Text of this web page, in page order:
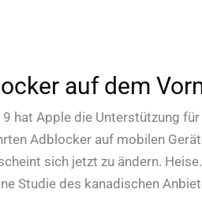
auf dem
hat Apple die Unterstützung
Adblocker auf mobilen
sich jetzt zu ändern.
Studie des kanadischen